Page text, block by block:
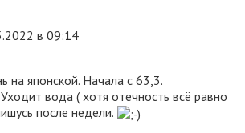
в 09:14
на японской. Начала с 63,3.
вода ( хотя отечность всё равно
после недели.